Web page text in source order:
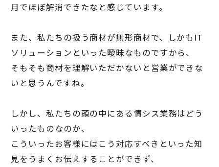
月でほぼ解消できたなと感じています。
また、私たちの扱う商材が無形商材で、しかも IT
ソリューションといった曖昧なものですから、
そもそも商材を理解いただかないと営業ができな
いと思うんですね。
しかし、私たちの頭の中にある情シス業務はどう
いったものなのか、
こういったお客様にはこう対応すべきといった知
見をうまくお伝えすることができず、